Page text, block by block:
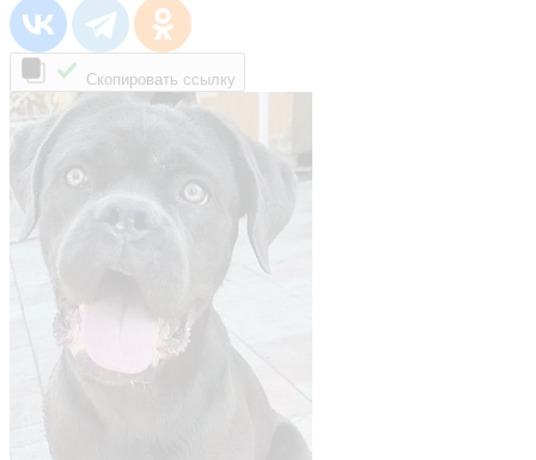
Скопировать ссылку